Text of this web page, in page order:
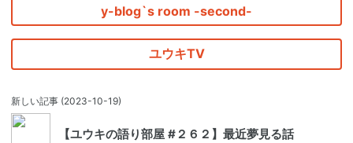
y-blog`s room -second-
ユウキTV
新しい記事 (2023-10-19)
【ユウキの語り部屋 #２６２】最近夢見る話